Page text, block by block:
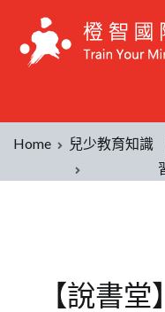
Home 兒少教育知識
【說書